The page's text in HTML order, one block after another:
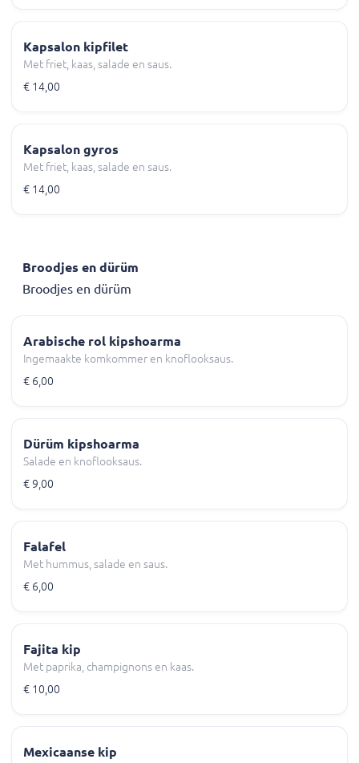
Kapsalon kipfilet
Met friet, kaas, salade en saus.
€ 14,00
Kapsalon gyros
Met friet, kaas, salade en saus.
€ 14,00
Broodjes en dürüm
Broodjes en dürüm
Arabische rol kipshoarma
Ingemaakte komkommer en knoflooksaus.
€ 6,00
Dürüm kipshoarma
Salade en knoflooksaus.
€ 9,00
Falafel
Met hummus, salade en saus.
€ 6,00
Fajita kip
Met paprika, champignons en kaas.
€ 10,00
Mexicaanse kip